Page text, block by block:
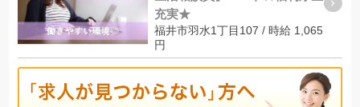
充実★
福井市羽水1丁目107 / 時給 1,065
円